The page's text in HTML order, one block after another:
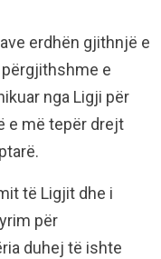
erdhën gjithnjë e
e
nga Ligji për
e më tepër drejt
të Ligjit dhe i
për
duhej të ishte